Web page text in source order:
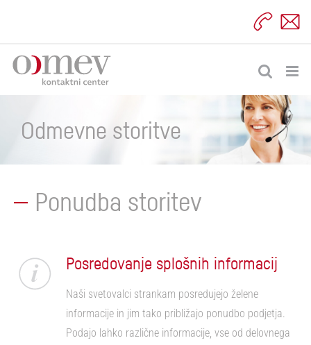
Odmevne storitve
Ponudba storitev
Posredovanje splošnih informacij
Naši svetovalci strankam posredujejo želene
informacije in jim tako približajo ponudbo podjetja.
Podajo lahko različne informacije, vse od delovnega